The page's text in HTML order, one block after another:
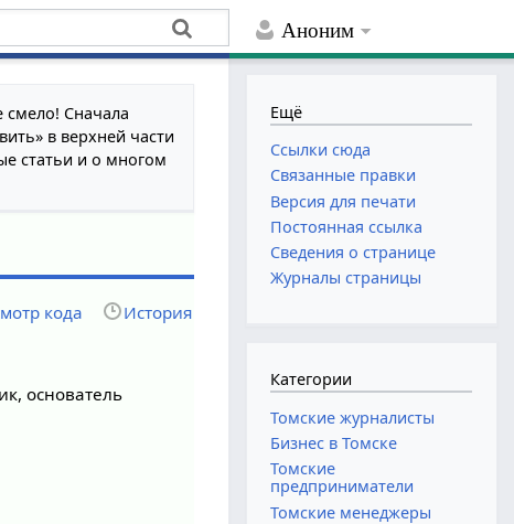
Аноним
смело! Сначала
в верхней части
статьи и о многом
кода История
основатель
Ещё
Ссылки сюда
Связанные правки
Версия для печати
Постоянная ссылка
Сведения о странице
Журналы страницы
Категории
Томские журналисты
Бизнес в Томске
Томские
предприниматели
Томские менеджеры